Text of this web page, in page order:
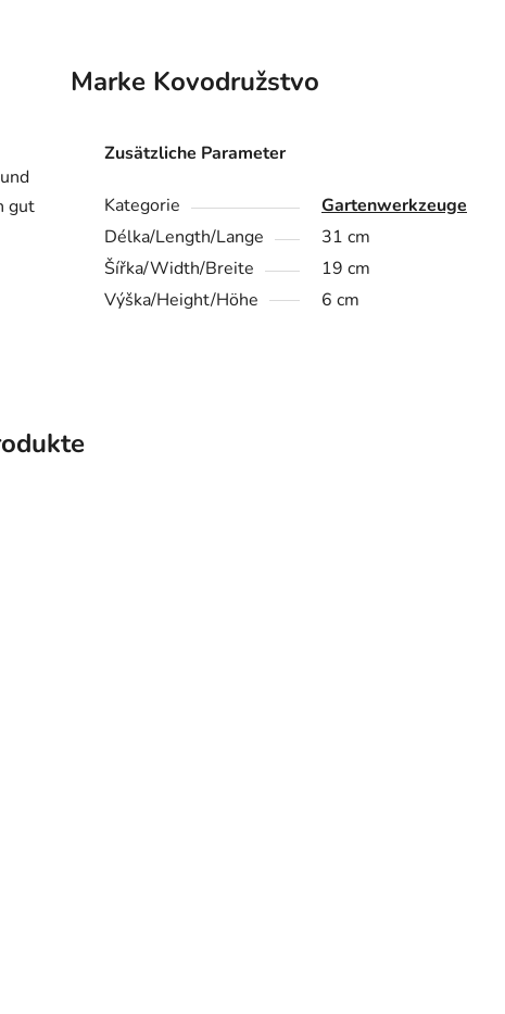
Marke Kovodružstvo
gut
Zusätzliche Parameter
Kategorie
Gartenwerkzeuge
Délka/Length/Lange
31 cm
Šířka/Width/Breite
19 cm
Výška/Height/Höhe
6 cm